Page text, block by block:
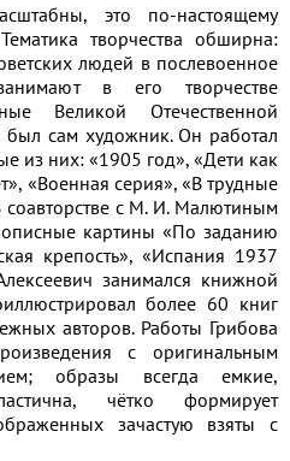
это по-настоящему
творчества обширна:
людей в послевоенное
в его творчестве
Великой Отечественной
был сам художник. Он работал
из них: «1905 год», «Дети как
«Военная серия», «В трудные
соавторстве с М. И. Малютиным
картины «По заданию
крепость», «Испания 1937
занимался книжной
более 60 книг
авторов. Работы Грибова
с оригинальным
образы всегда емкие,
чётко формирует
зачастую взяты с